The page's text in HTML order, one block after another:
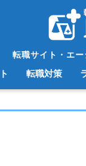
転職サイト・エー
転職対策